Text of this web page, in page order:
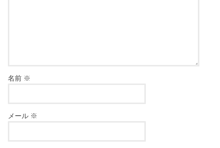
名前 ※
メール ※